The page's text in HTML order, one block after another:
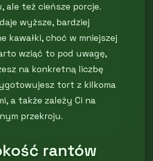
ale też cieńsze porcje.
wyższe, bardziej
kawałki, choć w mniejszej
wziąć to pod uwagę,
na konkretną liczbę
tort z kilkoma
a także zależy Ci na
przekroju.
rantów